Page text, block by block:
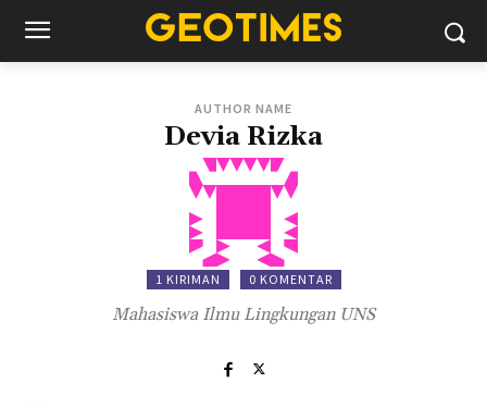
AUTHOR NAME
Devia Rizka
1 KIRIMAN 0 KOMENTAR
Mahasiswa Ilmu Lingkungan UNS